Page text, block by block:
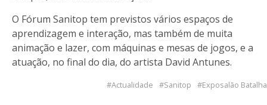
O Fórum Sanitop tem previstos vários espaços de
aprendizagem e interação, mas também de muita
animação e lazer, com máquinas e mesas de jogos, e a
atuação, no final do dia, do artista David Antunes.
Actualidade Sanitop Exposalão Batalha